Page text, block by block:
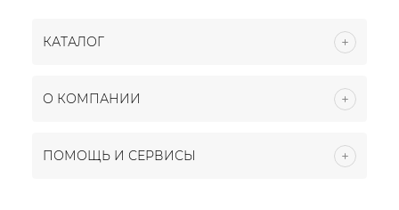
КАТАЛОГ
О КОМПАНИИ
ПОМОЩЬ И СЕРВИСЫ